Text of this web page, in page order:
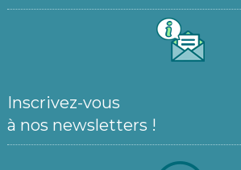
Inscrivez-vous
à nos newsletters !